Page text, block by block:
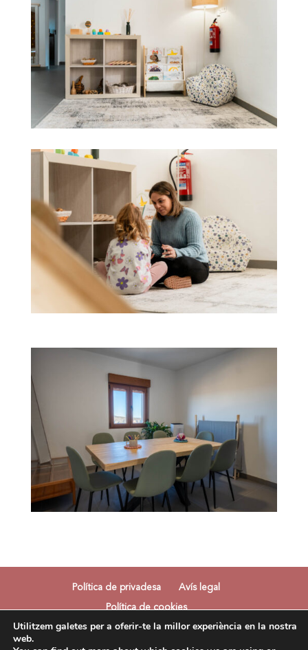
Política de privadesa
Avís legal
Política de cookies
Utilitzem galetes per a oferir-te la millor experiència en la nostra
web.